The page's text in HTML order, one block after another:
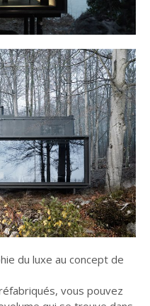
du luxe au concept de
vous pouvez